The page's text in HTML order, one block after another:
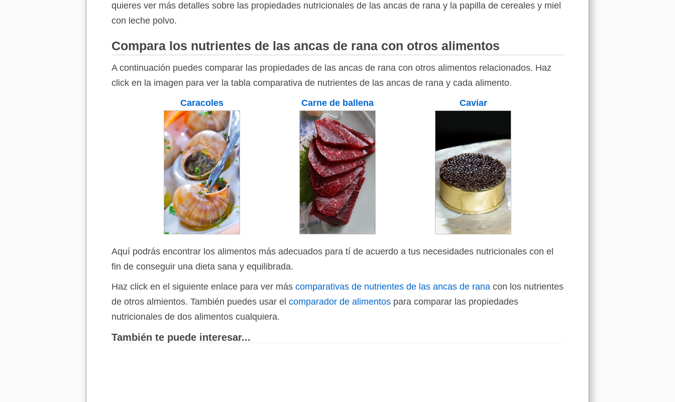
quieres ver más detalles sobre las propiedades nutricionales de las ancas de rana y la papilla de cereales y miel
con leche polvo.
Compara los nutrientes de las ancas de rana con otros alimentos
A continuación puedes comparar las propiedades de las ancas de rana con otros alimentos relacionados. Haz
click en la imagen para ver la tabla comparativa de nutrientes de las ancas de rana y cada alimento.
Caracoles
Carne de ballena Caviar
Aquí podrás encontrar los alimentos más adecuados para tí de acuerdo a tus necesidades nutricionales con el
fin de conseguir una dieta sana y equilibrada.
Haz click en el siguiente enlace para ver más comparativas de nutrientes de las ancas de rana con los nutrientes
de otros almientos. También puedes usar el comparador de alimentos para comparar las propiedades
nutricionales de dos alimentos cualquiera.
También te puede interesar...